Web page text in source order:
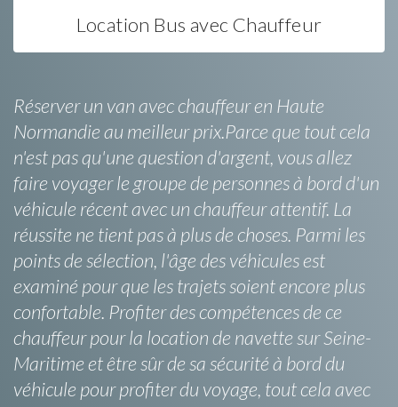
Location Bus avec Chauffeur
Réserver un van avec chauffeur en Haute
Normandie au meilleur prix.Parce que tout cela
n'est pas qu'une question d'argent, vous allez
faire voyager le groupe de personnes à bord d'un
véhicule récent avec un chauffeur attentif. La
réussite ne tient pas à plus de choses. Parmi les
points de sélection, l'âge des véhicules est
examiné pour que les trajets soient encore plus
confortable. Profiter des compétences de ce
chauffeur pour la location de navette sur Seine-
Maritime et être sûr de sa sécurité à bord du
véhicule pour profiter du voyage, tout cela avec